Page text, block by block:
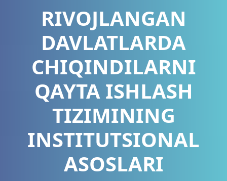
RIVOJLANGAN
DAVLATLARDA
CHIQINDILARNI
QAYTA ISHLASH
TIZIMINING
INSTITUTSIONAL
ASOSLARI